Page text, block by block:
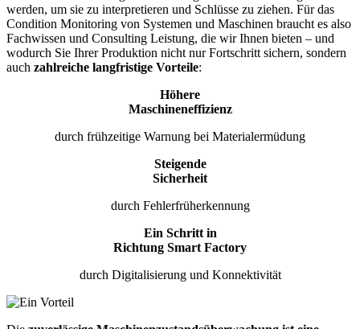
werden, um sie zu interpretieren und Schlüsse zu ziehen. Für das
Condition Monitoring von Systemen und Maschinen braucht es also
Fachwissen und Consulting Leistung, die wir Ihnen bieten – und
wodurch Sie Ihrer Produktion nicht nur Fortschritt sichern, sondern
auch zahlreiche langfristige Vorteile:
Höhere
Maschineneffizienz
durch frühzeitige Warnung bei Materialermüdung
Steigende
Sicherheit
durch Fehlerfrüherkennung
Ein Schritt in
Richtung Smart Factory
durch Digitalisierung und Konnektivität